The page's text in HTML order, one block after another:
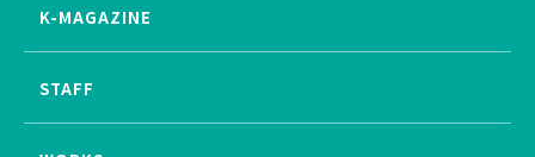
K-MAGAZINE
STAFF